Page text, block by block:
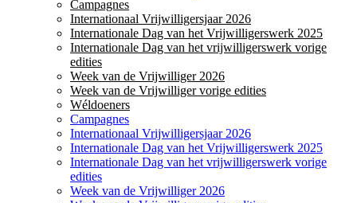
Campagnes
Internationaal Vrijwilligersjaar 2026
Internationale Dag van het Vrijwilligerswerk 2025
Internationale Dag van het vrijwilligerswerk vorige
edities
Week van de Vrijwilliger 2026
Week van de Vrijwilliger vorige edities
Wéldoeners
Campagnes
Internationaal Vrijwilligersjaar 2026
Internationale Dag van het Vrijwilligerswerk 2025
Internationale Dag van het vrijwilligerswerk vorige
edities
Week van de Vrijwilliger 2026